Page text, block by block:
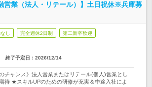
営業（法人・リテール）】土日祝休※兵庫募
し 完全週休2日制 第二新卒歓迎
終了予定日： 2026/12/14
チャンス》法人営業またはリテール(個人)営業とし
待 ★スキルUPのための研修が充実＆中途入社によ